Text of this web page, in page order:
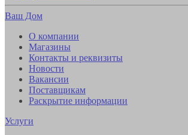
Ваш Дом
О компании
Магазины
Контакты и реквизиты
Новости
Вакансии
Поставщикам
Раскрытие информации
Услуги